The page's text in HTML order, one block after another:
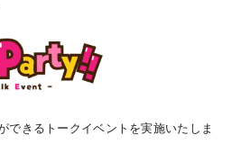
できるトークイベントを実施いたしま